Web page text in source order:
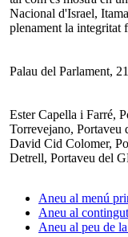
Nacional d'Israel,
plenament la integritat
Palau del Parlament,
Ester Capella i Farré,
Torrevejano, Portaveu
David Cid Colomer,
Detrell, Portaveu del
Aneu al menú
Aneu al
Aneu al peu de